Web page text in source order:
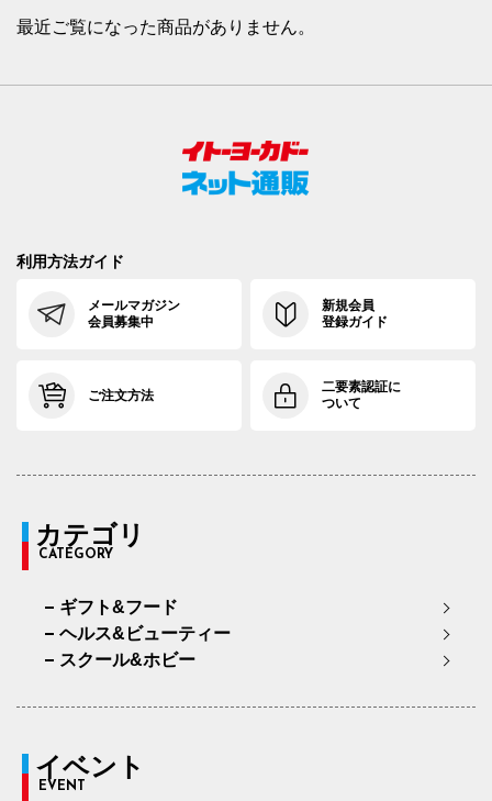
最近ご覧になった商品がありません。
利用方法ガイド
メールマガジン
会員募集中
新規会員
登録ガイド
ご注文方法
二要素認証に
ついて
カテゴリ
CATEGORY
ギフト&フード
ヘルス&ビューティー
スクール&ホビー
イベント
EVENT